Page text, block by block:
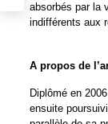
absorbés par la
indifférents aux
A propos de
Diplômé en
ensuite